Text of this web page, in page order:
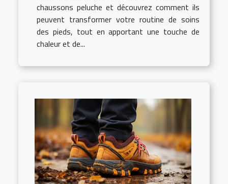
chaussons peluche et découvrez comment ils
peuvent transformer votre routine de soins
des pieds, tout en apportant une touche de
chaleur et de...